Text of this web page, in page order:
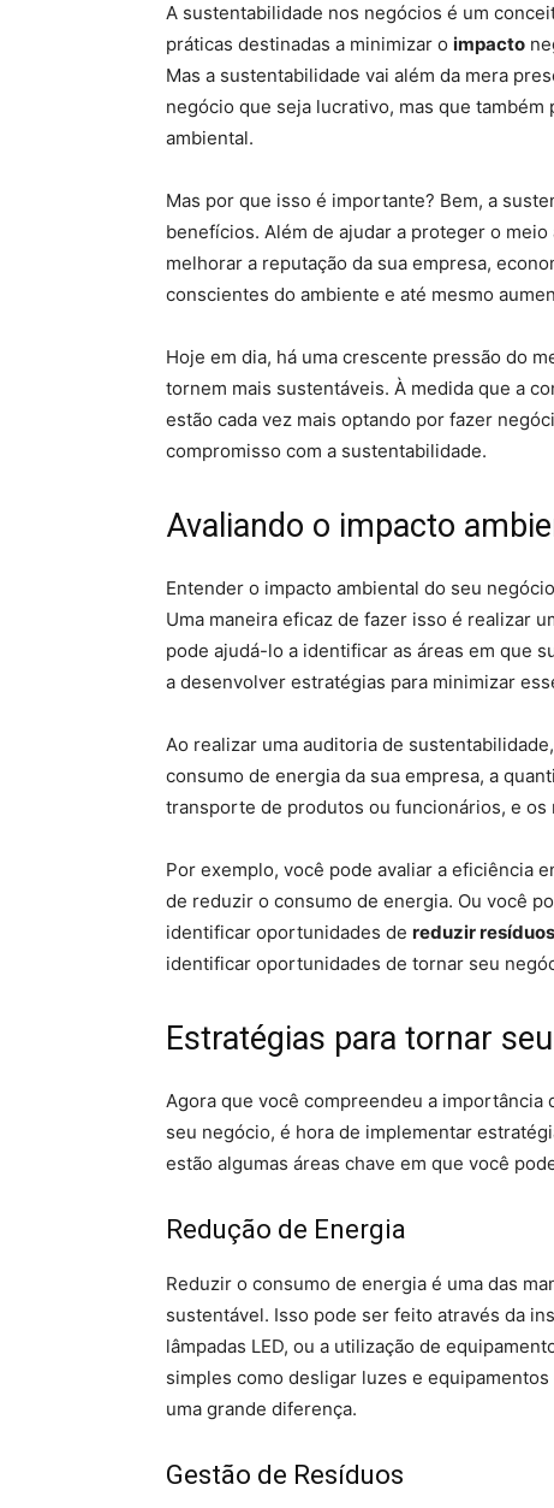
A sustentabilidade nos negócios é um
práticas destinadas a minimizar o impacto
Mas a sustentabilidade vai além da mera
negócio que seja lucrativo, mas que
ambiental.
Mas por que isso é importante? Bem, a
benefícios. Além de ajudar a proteger o
melhorar a reputação da sua empresa,
conscientes do ambiente e até mesmo
Hoje em dia, há uma crescente pressão do
tornem mais sustentáveis. À medida que a
estão cada vez mais optando por fazer
compromisso com a sustentabilidade.
Avaliando o impacto
Entender o impacto ambiental do seu
Uma maneira eficaz de fazer isso é realizar
pode ajudá-lo a identificar as áreas em que
a desenvolver estratégias para minimizar
Ao realizar uma auditoria de
consumo de energia da sua empresa, a
transporte de produtos ou funcionários, e
Por exemplo, você pode avaliar a eficiência
de reduzir o consumo de energia. Ou você
identificar oportunidades de reduzir resíduos
identificar oportunidades de tornar seu
Estratégias para tornar
Agora que você compreendeu a importância
seu negócio, é hora de implementar
estão algumas áreas chave em que você
Redução de Energia
Reduzir o consumo de energia é uma das
sustentável. Isso pode ser feito através da
lâmpadas LED, ou a utilização de
simples como desligar luzes e
uma grande diferença.
Gestão de Resíduos